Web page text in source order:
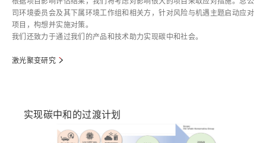
司环境委员会及其下属环境工作组和相关方，针对风险与机遇主题启动应对
项目，构想并实施对策。
我们还致力于通过我们的产品和技术助力实现碳中和社会。
激光聚变研究
实现碳中和的过渡计划